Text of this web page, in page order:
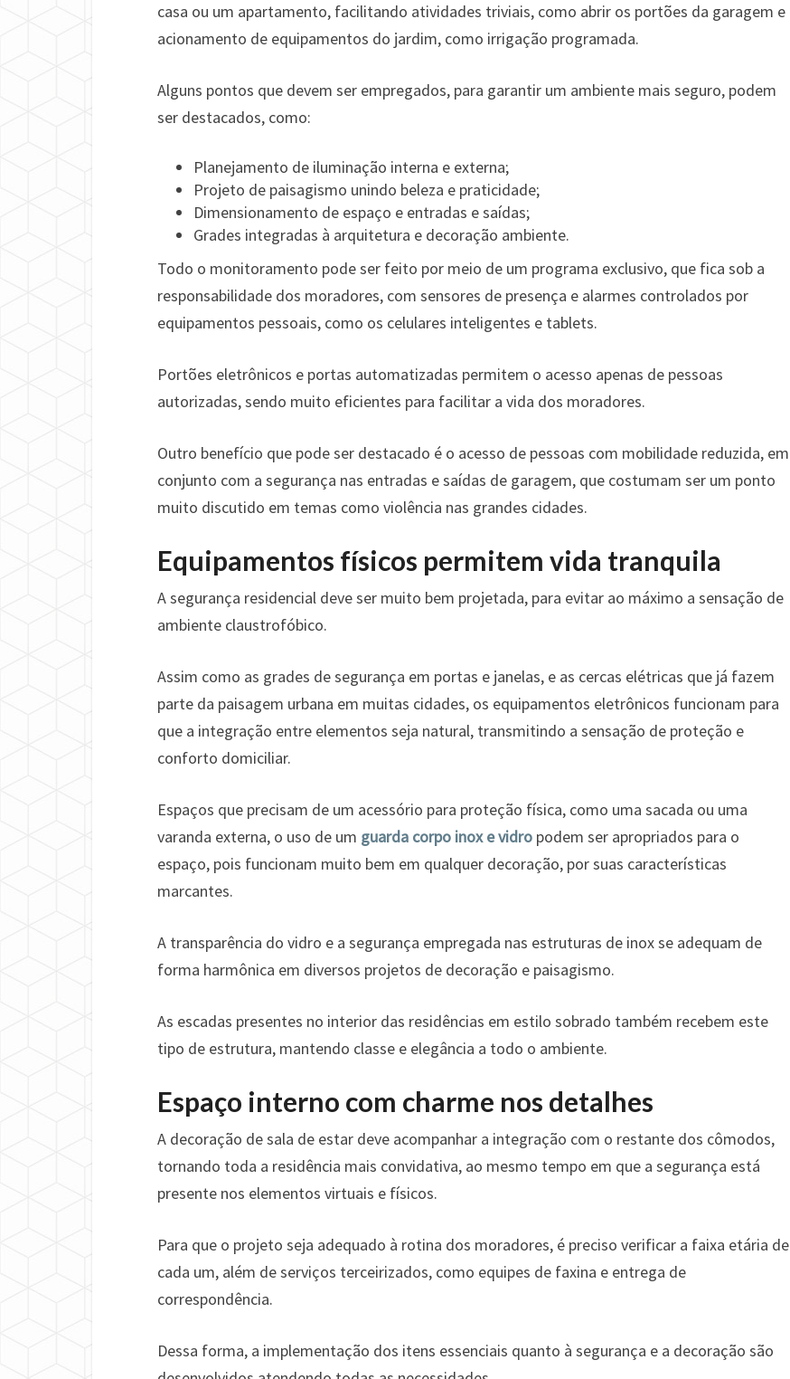
casa ou um apartamento, facilitando atividades triviais, como abrir os portões da garagem e
acionamento de equipamentos do jardim, como irrigação programada.
Alguns pontos que devem ser empregados, para garantir um ambiente mais seguro, podem
ser destacados, como:
Planejamento de iluminação interna e externa;
Projeto de paisagismo unindo beleza e praticidade;
Dimensionamento de espaço e entradas e saídas;
Grades integradas à arquitetura e decoração ambiente.
Todo o monitoramento pode ser feito por meio de um programa exclusivo, que fica sob a
responsabilidade dos moradores, com sensores de presença e alarmes controlados por
equipamentos pessoais, como os celulares inteligentes e tablets.
Portões eletrônicos e portas automatizadas permitem o acesso apenas de pessoas
autorizadas, sendo muito eficientes para facilitar a vida dos moradores.
Outro benefício que pode ser destacado é o acesso de pessoas com mobilidade reduzida, em
conjunto com a segurança nas entradas e saídas de garagem, que costumam ser um ponto
muito discutido em temas como violência nas grandes cidades.
Equipamentos físicos permitem vida tranquila
A segurança residencial deve ser muito bem projetada, para evitar ao máximo a sensação de
ambiente claustrofóbico.
Assim como as grades de segurança em portas e janelas, e as cercas elétricas que já fazem
parte da paisagem urbana em muitas cidades, os equipamentos eletrônicos funcionam para
que a integração entre elementos seja natural, transmitindo a sensação de proteção e
conforto domiciliar.
Espaços que precisam de um acessório para proteção física, como uma sacada ou uma
varanda externa, o uso de um guarda corpo inox e vidro podem ser apropriados para o
espaço, pois funcionam muito bem em qualquer decoração, por suas características
marcantes.
A transparência do vidro e a segurança empregada nas estruturas de inox se adequam de
forma harmônica em diversos projetos de decoração e paisagismo.
As escadas presentes no interior das residências em estilo sobrado também recebem este
tipo de estrutura, mantendo classe e elegância a todo o ambiente.
Espaço interno com charme nos detalhes
A decoração de sala de estar deve acompanhar a integração com o restante dos cômodos,
tornando toda a residência mais convidativa, ao mesmo tempo em que a segurança está
presente nos elementos virtuais e físicos.
Para que o projeto seja adequado à rotina dos moradores, é preciso verificar a faixa etária de
cada um, além de serviços terceirizados, como equipes de faxina e entrega de
correspondência.
Dessa forma, a implementação dos itens essenciais quanto à segurança e a decoração são